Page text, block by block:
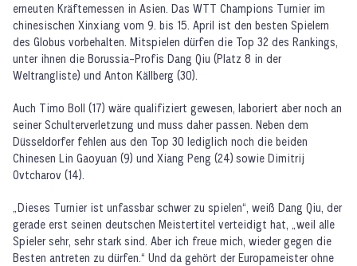
erneuten Kräftemessen in Asien. Das WTT Champions Turnier im
chinesischen Xinxiang vom 9. bis 15. April ist den besten Spielern
des Globus vorbehalten. Mitspielen dürfen die Top 32 des Rankings,
unter ihnen die Borussia-Profis Dang Qiu (Platz 8 in der
Weltrangliste) und Anton Källberg (30).
Auch Timo Boll (17) wäre qualifiziert gewesen, laboriert aber noch an
seiner Schulterverletzung und muss daher passen. Neben dem
Düsseldorfer fehlen aus den Top 30 lediglich noch die beiden
Chinesen Lin Gaoyuan (9) und Xiang Peng (24) sowie Dimitrij
Ovtcharov (14).
„Dieses Turnier ist unfassbar schwer zu spielen“, weiß Dang Qiu, der
gerade erst seinen deutschen Meistertitel verteidigt hat, „weil alle
Spieler sehr, sehr stark sind. Aber ich freue mich, wieder gegen die
Besten antreten zu dürfen.“ Und da gehört der Europameister ohne